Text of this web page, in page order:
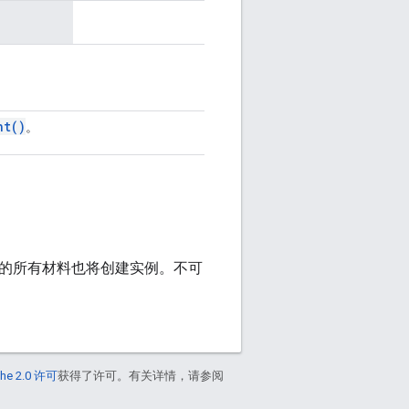
) 。
所有材料也将创建实例。不可
2.0 许可获得了许可。有关详情，请参阅